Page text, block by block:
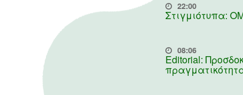
22:00
Στιγμιότυπα:
08:06
Editorial: